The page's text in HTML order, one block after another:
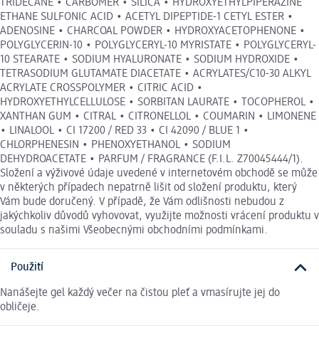
TRIDECANE • CARBOMER • SILICA • HYDROXYETHYLPIPERAZINE
ETHANE SULFONIC ACID • ACETYL DIPEPTIDE-1 CETYL ESTER •
ADENOSINE • CHARCOAL POWDER • HYDROXYACETOPHENONE •
POLYGLYCERIN-10 • POLYGLYCERYL-10 MYRISTATE • POLYGLYCERYL-
10 STEARATE • SODIUM HYALURONATE • SODIUM HYDROXIDE •
TETRASODIUM GLUTAMATE DIACETATE • ACRYLATES/C10-30 ALKYL
ACRYLATE CROSSPOLYMER • CITRIC ACID •
HYDROXYETHYLCELLULOSE • SORBITAN LAURATE • TOCOPHEROL •
XANTHAN GUM • CITRAL • CITRONELLOL • COUMARIN • LIMONENE
• LINALOOL • CI 17200 / RED 33 • CI 42090 / BLUE 1 •
CHLORPHENESIN • PHENOXYETHANOL • SODIUM
DEHYDROACETATE • PARFUM / FRAGRANCE (F.I.L. Z70045444/1).
Složení a výživové údaje uvedené v internetovém obchodě se může
v některých případech nepatrně lišit od složení produktu, který
Vám bude doručený. V případě, že Vám odlišnosti nebudou z
jakýchkoliv důvodů vyhovovat, využijte možnosti vrácení produktu v
souladu s našimi Všeobecnými obchodními podmínkami.
Použití
Nanášejte gel každý večer na čistou pleť a vmasírujte jej do
obličeje.